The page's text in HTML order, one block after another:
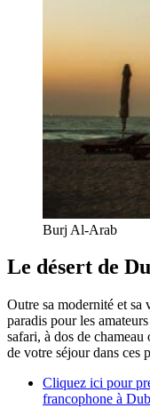
Burj Al-Arab
Le désert de
Outre sa modernité et sa
paradis pour les
safari, à dos de
de votre séjour dans ces
Cliquez ici pour
francophone à